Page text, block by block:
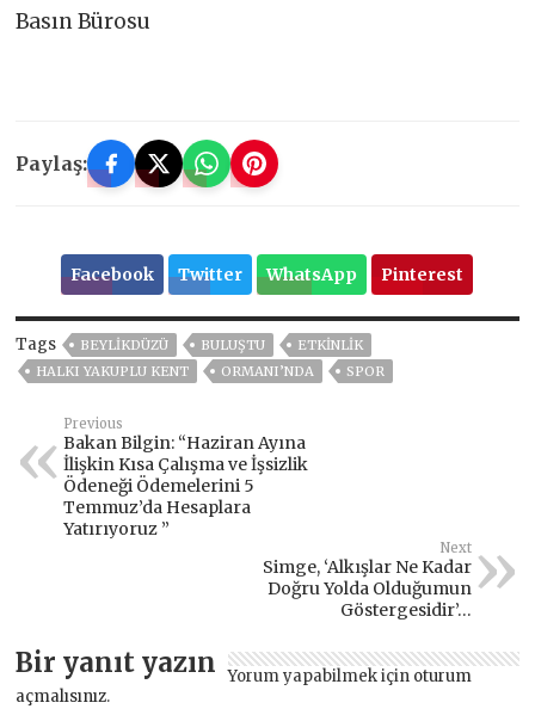
Basın Bürosu
Paylaş:
Facebook Twitter WhatsApp Pinterest
Tags BEYLİKDÜZÜ BULUŞTU
ETKINLIK
HALKI YAKUPLU KENT
ORMANI’NDA SPOR
Previous
Bakan Bilgin: “Haziran Ayına
İlişkin Kısa Çalışma ve İşsizlik
Ödeneği Ödemelerini 5
Temmuz’da Hesaplara
Yatırıyoruz ”
Next
Simge, ‘Alkışlar Ne Kadar
Doğru Yolda Olduğumun
Göstergesidir’…
Bir yanıt yazın Yorum yapabilmek için oturum
açmalısınız.